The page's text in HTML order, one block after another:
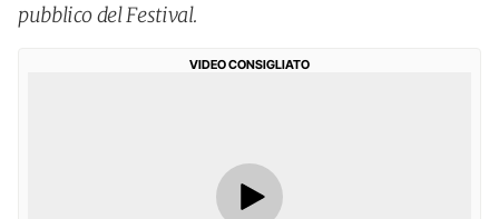
pubblico del Festival.
VIDEO CONSIGLIATO